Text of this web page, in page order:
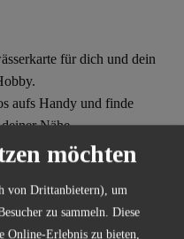
für dich und dein
aufs Handy und finde
Nähe.
möchten
von Drittanbietern), um
zu sammeln. Diese
Online-Erlebnis zu bieten,